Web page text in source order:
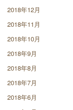
2018年12月
2018年11月
2018年10月
2018年9月
2018年8月
2018年7月
2018年6月